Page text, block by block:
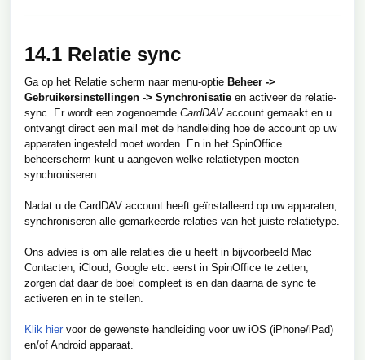
14.1 Relatie sync
Ga op het Relatie scherm naar menu-optie Beheer ->
Gebruikersinstellingen -> Synchronisatie en activeer de relatie-
sync. Er wordt een zogenoemde CardDAVaccount gemaakt en u
ontvangt direct een mail met de handleiding hoe de account op uw
apparaten ingesteld moet worden. En in het SpinOffice
beheerscherm kunt u aangeven welke relatietypen moeten
synchroniseren.
Nadat u de CardDAV account heeft geïnstalleerd op uw apparaten,
synchroniseren alle gemarkeerde relaties van het juiste relatietype.
Ons advies is om alle relaties die u heeft in bijvoorbeeld Mac
Contacten, iCloud, Google etc. eerst in SpinOffice te zetten,
zorgen dat daar de boel compleet is en dan daarna de sync te
activeren en in te stellen.
Klik hier voor de gewenste handleiding voor uw iOS (iPhone/iPad)
en/of Android apparaat.